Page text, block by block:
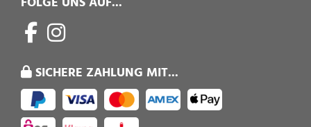
SICHERE ZAHLUNG MIT...